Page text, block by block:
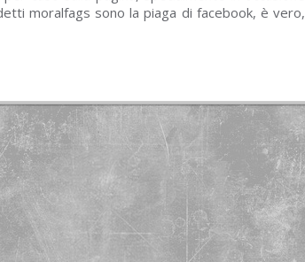
moralfags sono la piaga di facebook, è vero,